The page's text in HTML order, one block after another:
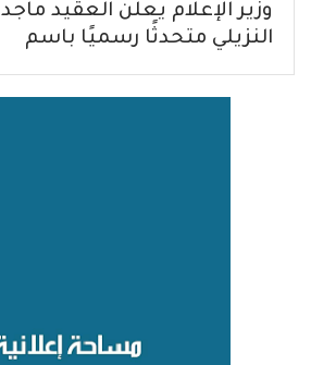
وزير الإعلام يعلن العقيد ماجد
النزيلي متحدثًا رسميًا باسم